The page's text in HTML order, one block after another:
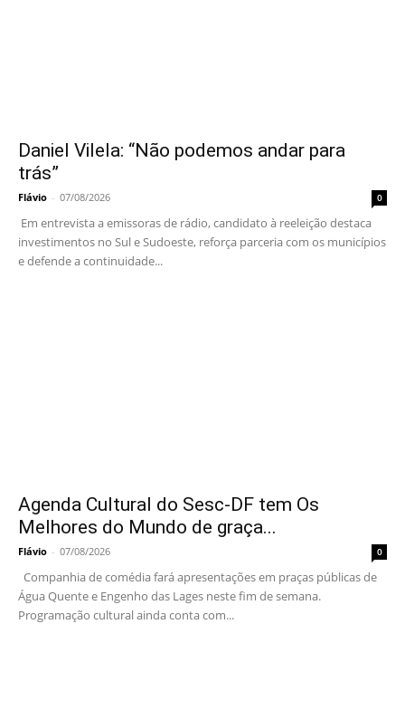
Daniel Vilela: “Não podemos andar para
trás”
Flávio - 07/08/2026 0
Em entrevista a emissoras de rádio, candidato à reeleição destaca
investimentos no Sul e Sudoeste, reforça parceria com os municípios
e defende a continuidade...
Agenda Cultural do Sesc-DF tem Os
Melhores do Mundo de graça...
Flávio - 07/08/2026 0
Companhia de comédia fará apresentações em praças públicas de
Água Quente e Engenho das Lages neste fim de semana.
Programação cultural ainda conta com...